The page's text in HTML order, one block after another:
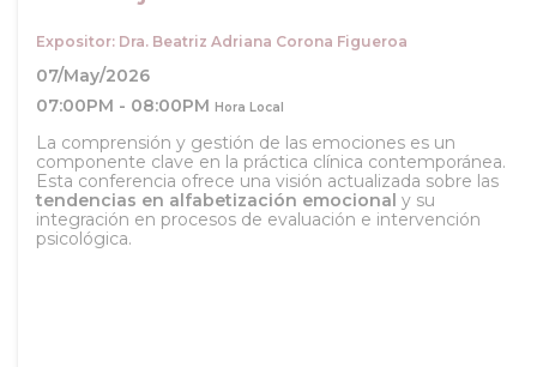
Expositor: Dra. Beatriz Adriana Corona Figueroa
07/May/2026
07:00PM - 08:00PM Hora Local
La comprensión y gestión de las emociones es un
componente clave en la práctica clínica contemporánea.
Esta conferencia ofrece una visión actualizada sobre las
tendencias en alfabetización emocional y su
integración en procesos de evaluación e intervención
psicológica.